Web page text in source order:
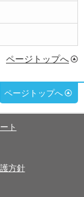
ページトップへ
ページトップへ
ト
方針